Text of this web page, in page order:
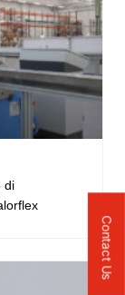
di
Contact Us